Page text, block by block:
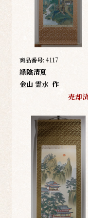
商品番号: 4117
緑陰清夏
金山 霊水 作
売却